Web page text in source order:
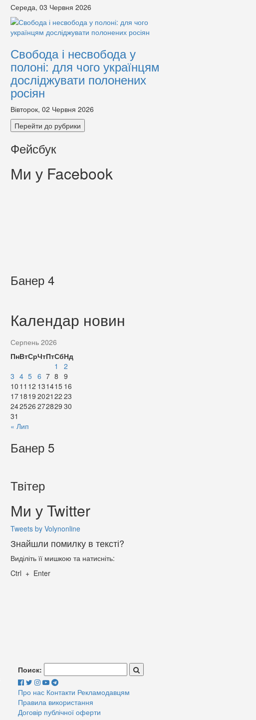
Середа, 03 Червня 2026
Свобода і несвобода у
полоні: для чого українцям
досліджувати полонених
росіян
Вівторок, 02 Червня 2026
Перейти до рубрики
Фейсбук
Ми у Facebook
Банер 4
Календар новин
Серпень 2026
ПнВтСрЧтПтСбНд
1
2
3 4 5 6 7 8 9
10 11 12 131415 16
171819 2021 22 23
242526 272829 30
31
« Лип
Банер 5
Твітер
Ми у Twitter
Tweets by Volynonline
Знайшли помилку в тексті?
Виділіть її мишкою та натисніть:
Ctrl + Enter
Поиск:
Про нас Контакти Рекламодавцям
Правила використання
Договір публічної оферти